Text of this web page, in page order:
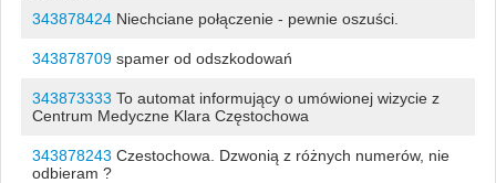
343878424Niechciane połączenie - pewnie oszuści.
343878709spamer od odszkodowań
343873333 To automat informujący o umówionej wizycie z
Centrum Medyczne Klara Częstochowa
343878243 Czestochowa. Dzwonią z różnych numerów, nie
odbieram ?